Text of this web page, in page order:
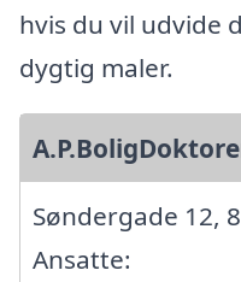
hvis du vil udvide
dygtig maler.
Søndergade 12,
Ansatte: